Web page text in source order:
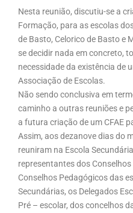
Nesta reunião, discutiu-se a
Formação, para as escolas
de Basto, Celorico de Basto e
se decidir nada em concreto,
necessidade da existência de
Associação de Escolas.
Não sendo conclusiva em
caminho a outras reuniões e
a futura criação de um CFAE
Assim, aos dezanove dias do
reuniram na Escola
representantes dos
Conselhos Pedagógicos das
Secundárias, os Delegados
Pré – escolar, dos concelhos